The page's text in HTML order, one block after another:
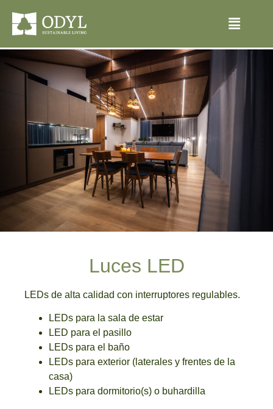
Luces LED
LEDs de alta calidad con interruptores regulables.
LEDs para la sala de estar
LED para el pasillo
LEDs para el baño
LEDs para exterior (laterales y frentes de la
casa)
LEDs para dormitorio(s) o buhardilla